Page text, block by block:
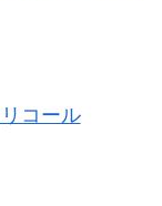
コール